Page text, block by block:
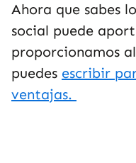
Ahora que sabes
social puede
proporcionamos
puedes escribir
ventajas.